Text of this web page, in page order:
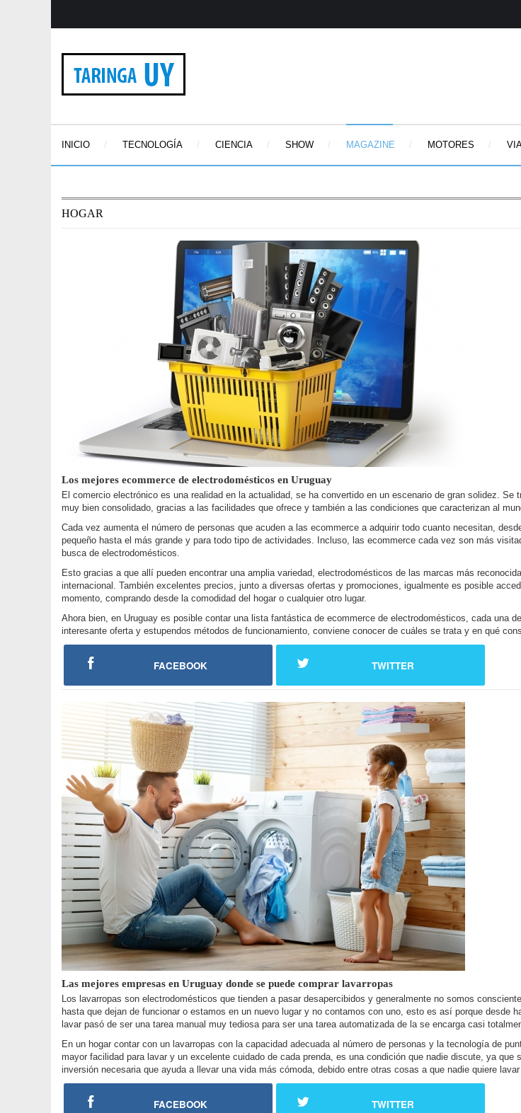
INICIO TECNOLOGÍA CIENCIA SHOW MAGAZINE MOTORES
HOGAR
Los mejores ecommerce de electrodomésticos en Uruguay
El comercio electrónico es una realidad en la actualidad, se ha convertido en un escenario de gran solidez. Se
muy bien consolidado, gracias a las facilidades que ofrece y también a las condiciones que caracterizan al
Cada vez aumenta el número de personas que acuden a las ecommerce a adquirir todo cuanto necesitan,
pequeño hasta el más grande y para todo tipo de actividades. Incluso, las ecommerce cada vez son más
busca de electrodomésticos.
Esto gracias a que allí pueden encontrar una amplia variedad, electrodomésticos de las marcas más
internacional. También excelentes precios, junto a diversas ofertas y promociones, igualmente es posible
momento, comprando desde la comodidad del hogar o cualquier otro lugar.
Ahora bien, en Uruguay es posible contar una lista fantástica de ecommerce de electrodomésticos, cada una
interesante oferta y estupendos métodos de funcionamiento, conviene conocer de cuáles se trata y en qué
FACEBOOK TWITTER
Las mejores empresas en Uruguay donde se puede comprar lavarropas
Los lavarropas son electrodomésticos que tienden a pasar desapercibidos y generalmente no somos
hasta que dejan de funcionar o estamos en un nuevo lugar y no contamos con uno, esto es así porque desde
lavar pasó de ser una tarea manual muy tediosa para ser una tarea automatizada de la se encarga casi
En un hogar contar con un lavarropas con la capacidad adecuada al número de personas y la tecnología de
mayor facilidad para lavar y un excelente cuidado de cada prenda, es una condición que nadie discute, ya que
inversión necesaria que ayuda a llevar una vida más cómoda, debido entre otras cosas a que nadie quiere
FACEBOOK TWITTER